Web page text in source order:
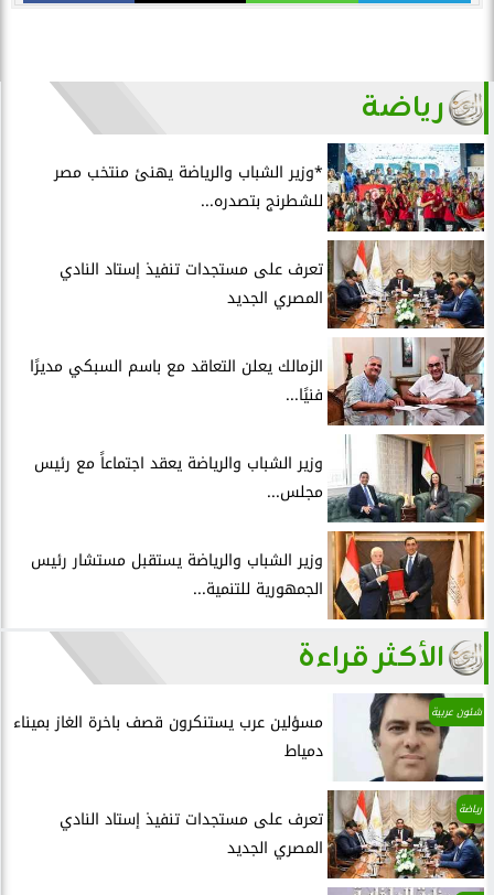
رياضة
*وزير الشباب والرياضة يهنئ منتخب مصر
للشطرنج بتصدره...
تعرف على مستجدات تنفيذ إستاد النادي
المصري الجديد
الزمالك يعلن التعاقد مع باسم السبكي مديرًا
فنيًا...
وزير الشباب والرياضة يعقد اجتماعاً مع رئيس
مجلس...
وزير الشباب والرياضة يستقبل مستشار رئيس
الجمهورية للتنمية...
الأكثر قراءة
شئون عربية
مسؤلين عرب يستنكرون قصف باخرة الغاز بميناء
دمياط
رياضة
تعرف على مستجدات تنفيذ إستاد النادي
المصري الجديد